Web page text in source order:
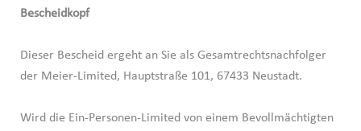
Bescheidkopf
Dieser Bescheid ergeht an Sie als Gesamtrechtsnachfolger
der Meier-Limited, Hauptstraße 101, 67433 Neustadt.
Wird die Ein-Personen-Limited von einem Bevollmächtigten